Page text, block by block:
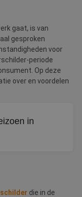
gaat, is van
gesproken
voor
periode
Op deze
over en voordelen
in
die in de